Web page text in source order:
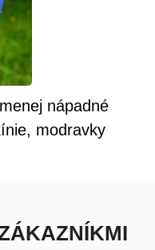
nápadné
modravky